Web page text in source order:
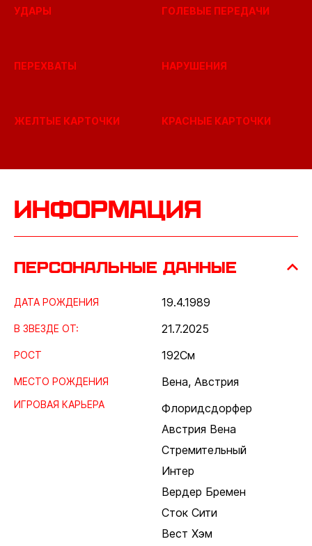
УДАРЫ ГОЛЕВЫЕ ПЕРЕДАЧИ
ПЕРЕХВАТЫ НАРУШЕНИЯ
ЖЕЛТЫЕ КАРТОЧКИ КРАСНЫЕ КАРТОЧКИ
Информация
Персональные данные
ДАТА РОЖДЕНИЯ 19.4.1989
В ЗВЕЗДЕ ОТ: 21.7.2025
РОСТ 192См
МЕСТО РОЖДЕНИЯ Вена, Австрия
ИГРОВАЯ КАРЬЕРА
Флоридсдорфер
Австрия Вена
Стремительный
Интер
Вердер Бремен
Сток Сити
Вест Хэм